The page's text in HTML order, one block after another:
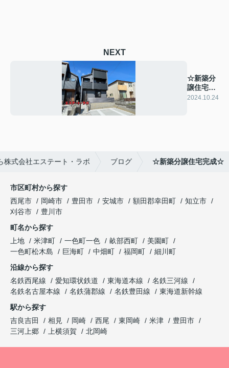
NEXT
☆新築分
譲住宅完
成☆
2024.10.24
株式会社エステート・ラボ ブログ ☆新築分譲住宅完成☆
市区町村から探す
西尾市
岡崎市 豊田市 安城市 額田郡幸田町
知立市
刈谷市
豊川市
町名から探す
上地
米津町 一色町一色 畝部西町
美園町
一色町松木島
巨海町 中畑町 福岡町
細川町
沿線から探す
名鉄西尾線
愛知環状鉄道 東海道本線
名鉄三河線
名鉄名古屋本線
名鉄蒲郡線 名鉄豊田線
東海道新幹線
駅から探す
吉良吉田
相見 岡崎 西尾 東岡崎 米津
豊田市
三河上郷
上横須賀 北岡崎